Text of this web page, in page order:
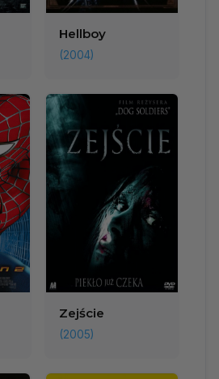
Hellboy
(2004)
Zejście
(2005)